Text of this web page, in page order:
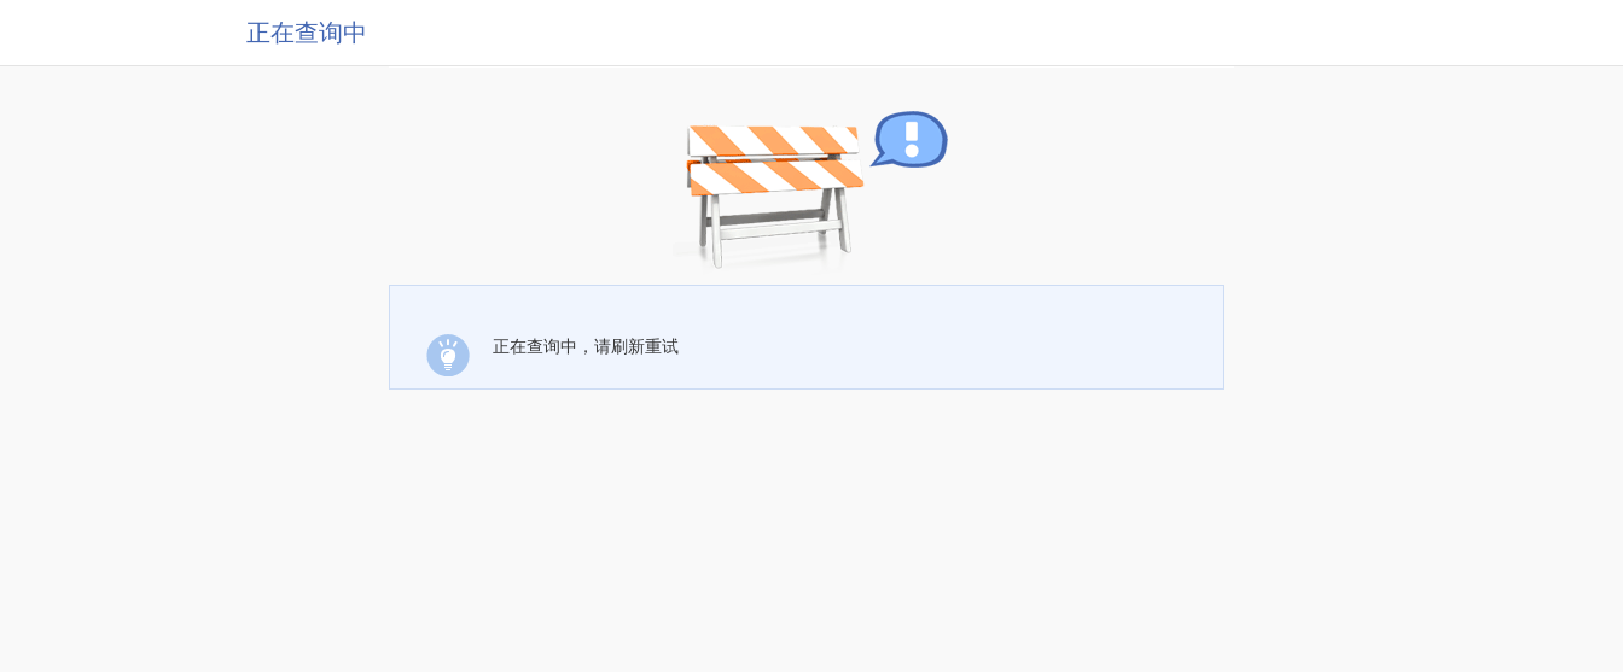
正在查询中
正在查询中，请刷新重试